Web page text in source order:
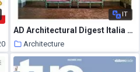
IT
AD Architectural Digest Italia – gennaio 2021
Architecture
15 December 2020